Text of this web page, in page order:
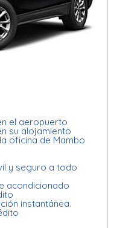
el aeropuerto
su alojamiento
oficina de Mambo
y seguro a todo
acondicionado
instantánea.